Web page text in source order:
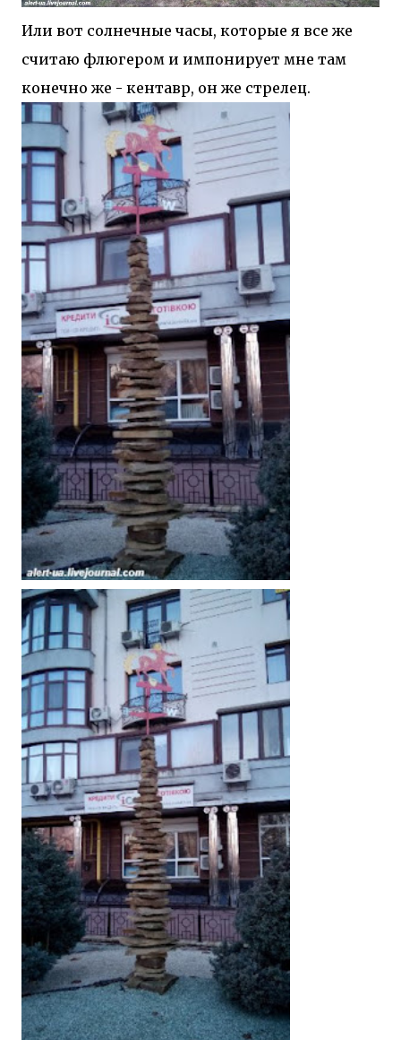
Или вот солнечные часы, которые я все же
считаю флюгером и импонирует мне там
конечно же - кентавр, он же стрелец.